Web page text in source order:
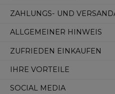
ZAHLUNGS- UND
ALLGEMEINER HINWEIS
ZUFRIEDEN EINKAUFEN
IHRE VORTEILE
SOCIAL MEDIA